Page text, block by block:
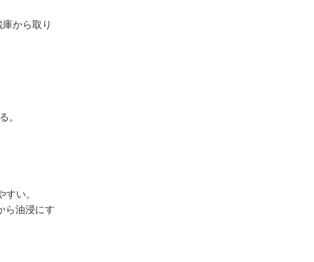
から取り
。
い。
ら油浸にす